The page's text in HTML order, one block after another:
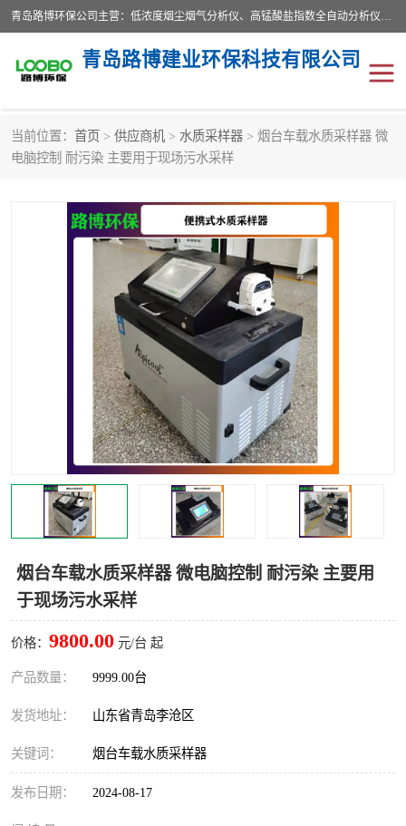
青岛路博环保公司主营：低浓度烟尘烟气分析仪、高锰酸盐指数全自动分析仪、便携式超声波明渠流量计、便携式水质采样器、恒温恒湿称重系统、手持式油烟检测仪等;是一家集环保科研、设计、生产、维护、销售和系统集成为一体的综合性高科技企业。路博人秉承"科学技术是第一生产力的重要理念，倡导环境友好型的生产、生活和消费方式。
青岛路博建业环保科技有限公司
当前位置： 首页 > 供应商机 > 水质采样器 > 烟台车载水质采样器 微
电脑控制 耐污染 主要用于现场污水采样
烟台车载水质采样器 微电脑控制 耐污染 主要用
于现场污水采样
价格： 9800.00 元/台 起
产品数量： 9999.00台
发货地址： 山东省青岛李沧区
关键词： 烟台车载水质采样器
发布日期： 2024-08-17
生物安全柜 气体检测仪
水质检测仪 手持式油烟检测仪
恒温恒湿称重系统 二恶英采集器
LB-8110降水降尘采样器
便携式水质采样器 LB-7035油气回收
便携式超声波明渠流量计 大气环境采样器
LB-4200高锰酸盐指数仪 LB-62便携式烟气分析仪
烟尘烟气设备 大气采样器
粉尘设备
新宇宙仪器
烟尘净化器